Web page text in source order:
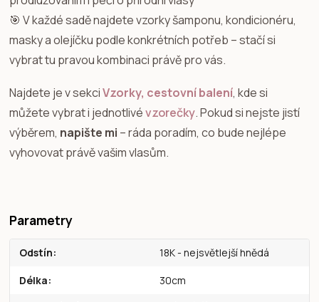
🎯 V každé sadě najdete vzorky šamponu, kondicionéru,
masky a olejíčku podle konkrétních potřeb – stačí si
vybrat tu pravou kombinaci právě pro vás.
Najdete je v sekciVzorky, cestovní balení, kde si
můžete vybrat i jednotlivévzorečky. Pokud si nejste jistí
výběrem, napište mi – ráda poradím, co bude nejlépe
vyhovovat právě vašim vlasům.
Parametry
Odstín 18K - nejsvětlejší hnědá
Délka 30cm